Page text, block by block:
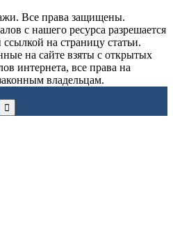
Все права защищены.
с нашего ресурса разрешается
на страницу статьи.
на сайте взяты с открытых
интернета, все права на
владельцам.